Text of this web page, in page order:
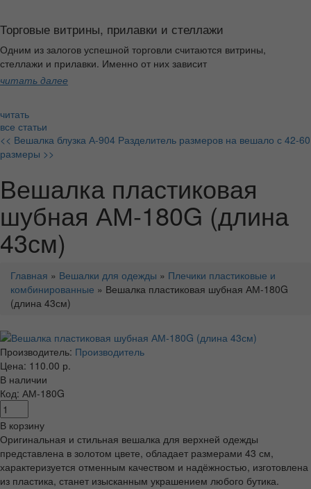
Торговые витрины, прилавки и стеллажи
Одним из залогов успешной торговли считаются витрины,
стеллажи и прилавки. Именно от них зависит
читать далее
читать
все статьи
<< Вешалка блузка А-904 Разделитель размеров на вешало с 42-60
размеры >>
Вешалка пластиковая
шубная АМ-180G (длина
43см)
Главная » Вешалки для одежды » Плечики пластиковые и
комбинированные » Вешалка пластиковая шубная АМ-180G
(длина 43см)
Производитель: Производитель
Цена: 110.00 р.
В наличии
Код: АМ-180G
В корзину
Оригинальная и стильная вешалка для верхней одежды
представлена в золотом цвете, обладает размерами 43 см,
характеризуется отменным качеством и надёжностью, изготовлена
из пластика, станет изысканным украшением любого бутика.